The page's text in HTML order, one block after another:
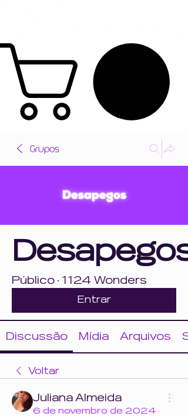
Grupos
Desapegos
Público · 1124 Wonders
Entrar
Discussão Mídia Arquivos
Voltar
Juliana Almeida
6 de novembro de 2024 ·